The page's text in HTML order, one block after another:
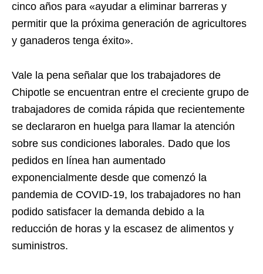
cinco años para «ayudar a eliminar barreras y
permitir que la próxima generación de agricultores
y ganaderos tenga éxito».
Vale la pena señalar que los trabajadores de
Chipotle se encuentran entre el creciente grupo de
trabajadores de comida rápida que recientemente
se declararon en huelga para llamar la atención
sobre sus condiciones laborales. Dado que los
pedidos en línea han aumentado
exponencialmente desde que comenzó la
pandemia de COVID-19, los trabajadores no han
podido satisfacer la demanda debido a la
reducción de horas y la escasez de alimentos y
suministros.